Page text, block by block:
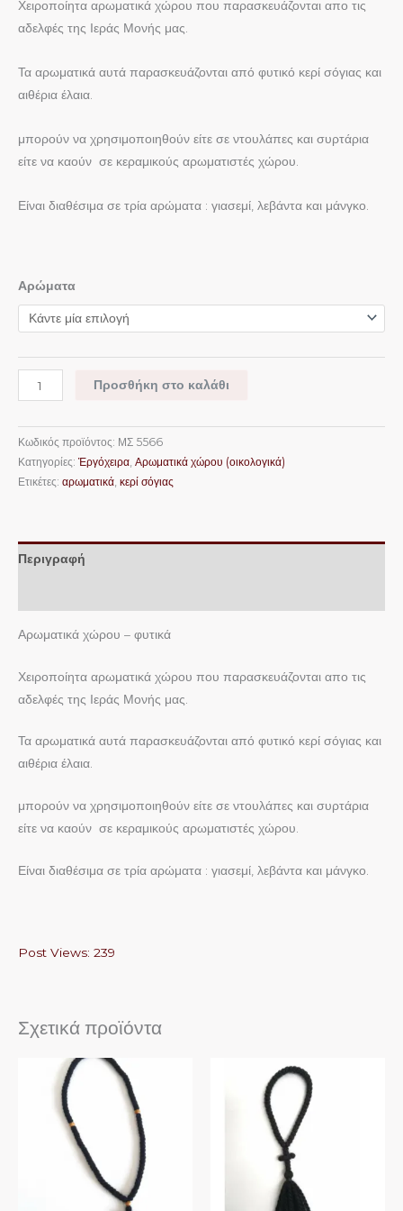
Χειροποίητα αρωματικά χώρου που παρασκευάζονται απο τις
αδελφές της Ιεράς Μονής μας.
Τα αρωματικά αυτά παρασκευάζονται από φυτικό κερί σόγιας και
αιθέρια έλαια.
μπορούν να χρησιμοποιηθούν είτε σε ντουλάπες και συρτάρια
είτε να καούν σε κεραμικούς αρωματιστές χώρου.
Είναι διαθέσιμα σε τρία αρώματα : γιασεμί, λεβάντα και μάνγκο.
Αρώματα
Προσθήκη στο καλάθι
Κωδικός προϊόντος: ΜΣ 5566
Κατηγορίες: Ἐργόχειρα Αρωματικά χώρου (οικολογικά)
Ετικέτες: αρωματικά κερί σόγιας
Περιγραφή
Αρωματικά χώρου – φυτικά
Χειροποίητα αρωματικά χώρου που παρασκευάζονται απο τις
αδελφές της Ιεράς Μονής μας.
Τα αρωματικά αυτά παρασκευάζονται από φυτικό κερί σόγιας και
αιθέρια έλαια.
μπορούν να χρησιμοποιηθούν είτε σε ντουλάπες και συρτάρια
είτε να καούν σε κεραμικούς αρωματιστές χώρου.
Είναι διαθέσιμα σε τρία αρώματα : γιασεμί, λεβάντα και μάνγκο.
Post Views: 239
Σχετικά προϊόντα
Αυτό
προϊόν
πολλαπλές
παραλλαγές.
Αυτό
προϊόν
έχει
πολλαπλές
παραλλαγές.